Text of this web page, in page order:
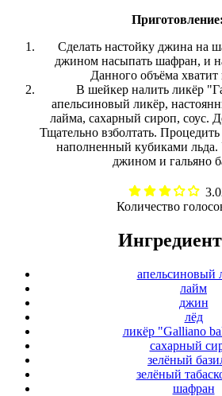
Приготовление:
Сделать настойку джина на
джином насыпать шафран, и
Данного объёма
В шейкер налить ликёр
апельсиновый ликёр,
лайма, сахарный сироп, соус.
Тщательно взболтать.
наполненный кубиками льда.
джином и гальяно
Количество
апельсиновый
лайм
джин
лёд
ликёр "Galliano
cахарный
зелёный
зелёный
шафран